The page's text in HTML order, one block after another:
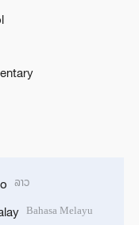
ລາວ
Bahasa Melayu